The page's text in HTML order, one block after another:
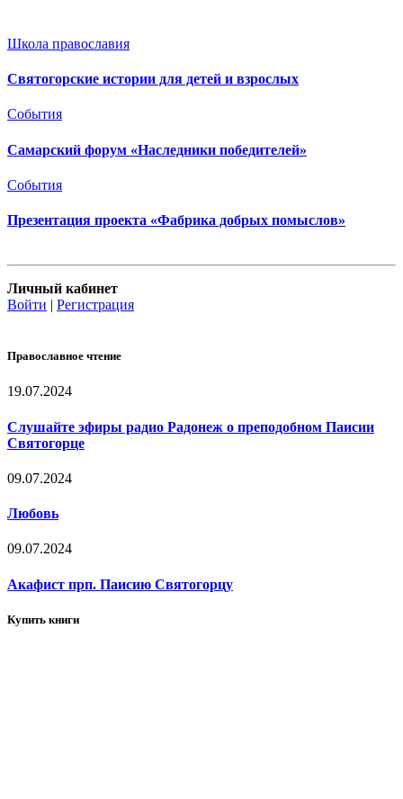
Школа православия
Святогорские истории для детей и взрослых
События
Самарский форум «Наследники победителей»
События
Презентация проекта «Фабрика добрых помыслов»
Личный кабинет
Войти | Регистрация
Православное чтение
19.07.2024
Слушайте эфиры радио Радонеж о преподобном Паисии
Святогорце
09.07.2024
Любовь
09.07.2024
Акафист прп. Паисию Святогорцу
Купить книги